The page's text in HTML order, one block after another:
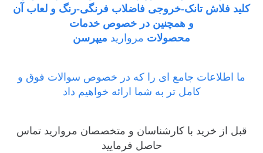
کلید فلاش تانک-خروجی فاضلاب فرنگی-رنگ و لعاب آن
و همچنین در خصوص خدمات
محصولات مروارید میپرسن
ما اطلاعات جامع ای را که در خصوص سوالات فوق و
کامل تر به شما ارائه خواهیم داد
قبل از خرید با کارشناسان و متخصصان مروارید تماس
حاصل فرمایید